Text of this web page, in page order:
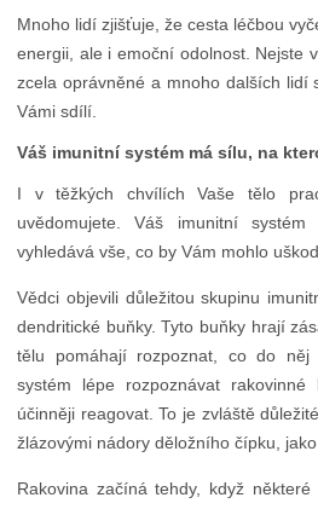
Mnoho lidí zjišťuje, že cesta léčbou
energii, ale i emoční odolnost. Nejste
zcela oprávněné a mnoho dalších lidí
Vámi sdílí.
Váš imunitní systém má sílu, na
I v těžkých chvílích Vaše tělo
uvědomujete. Váš imunitní
vyhledává vše, co by Vám mohlo
Vědci objevili důležitou skupinu
dendritické buňky. Tyto buňky hrají
tělu pomáhají rozpoznat, co do
systém lépe rozpoznávat
účinněji reagovat. To je zvláště
žlázovými nádory děložního čípku,
Rakovina začíná tehdy, když